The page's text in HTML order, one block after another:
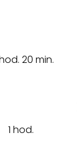
20 min.
1 hod.